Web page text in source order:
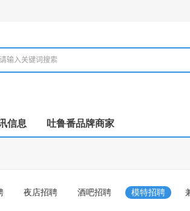
信息 吐鲁番品牌商家
夜店招聘 酒吧招聘 模特招聘